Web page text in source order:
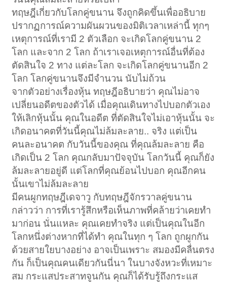
ทฤษฎีเกี่ยวกับโลกคู่ขนาน จึงถูกคิดขึ้นเพื่ออธิบาย
ปรากฏการณ์ความผันผวนของมิติเวลาเหล่านี้ ทุกๆ
เหตุการณ์ที่เรามี 2 ตัวเลือก จะเกิดโลกคู่ขนาน 2
โลก และจาก 2 โลก ถ้าเราเจอเหตุการณ์อื่นที่ต้อง
ตัดสินใจ 2 ทาง แต่ละโลก จะเกิดโลกคู่ขนานอีก 2
โลก โลกคู่ขนานจึงมีจำนวน นับไม่ถ้วน
จากตัวอย่างเรื่องหุ้น ทฤษฎีอธิบายว่า คุณไม่อาจ
เปลี่ยนอดีตของตัวได้ เมื่อคุณเดินทางไปบอกตัวเอง
ให้เลิกหุ้นนั้น คุณในอดีต ที่ตัดสินใจไม่เอาหุ้นนั้น จะ
เกิดอนาคตที่วันนี้คุณไม่ล้มละลาย.. จริง แต่เป็น
คนละอนาคต กับวันนี้ของคุณ ที่คุณล้มละลาย คือ
เกิดเป็น 2 โลก คุณกลับมาปัจจุบัน โลกวันนี้ คุณก็ยัง
ล้มละลายอยู่ดี แต่โลกที่คุณย้อนไปบอก คุณอีกคน
นั้นเขาไม่ล้มละลาย
มีคนผูกทฤษฎีเดจาวู กับทฤษฎีจักรวาลคู่ขนาน
กล่าวว่า การที่เรารู้สึกหรือเห็นภาพที่คล้ายว่าเคยทำ
มาก่อน นั่นแหละ คุณเคยทำจริง แต่เป็นคุณในอีก
โลกหนึ่งต่างหากที่ได้ทำ คุณในทุก ๆ โลก ถูกผูกกัน
ด้วยสายใยบางอย่าง อาจเป็นเพราะ สมองมีคลื่นตรง
กัน ก็เป็นคุณคนเดียวกันนี่นา ในบางจังหวะที่เหมาะ
สม กระแสประสาทจูนกัน คุณก็ได้รับรู้ถึงกระแส